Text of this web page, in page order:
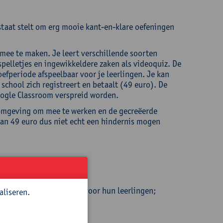
stelt om erg mooie kant-en-klare oefeningen
te maken. Je leert verschillende soorten
en ingewikkeldere zaken als videoquiz. De
afspeelbaar voor je leerlingen. Je kan
zich registreert en betaalt (49 euro). De
Classroom verspreid worden.
om mee te werken en de gecreëerde
49 euro dus niet echt een hindernis mogen
maken voor hun leerlingen;